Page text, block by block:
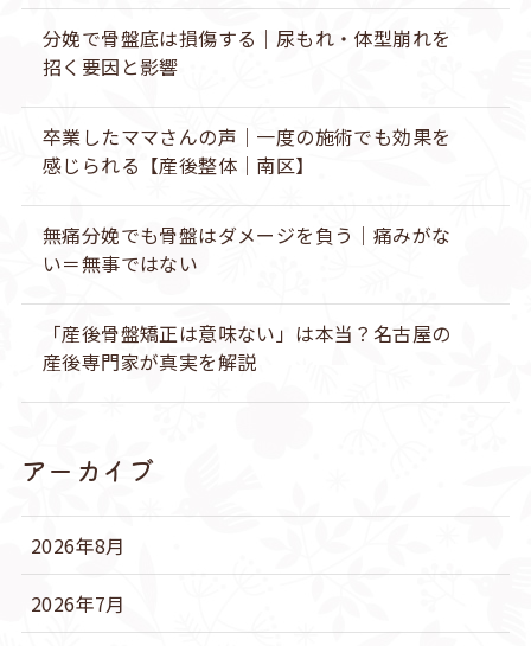
分娩で骨盤底は損傷する｜尿もれ・体型崩れを
招く要因と影響
卒業したママさんの声｜一度の施術でも効果を
感じられる【産後整体｜南区】
無痛分娩でも骨盤はダメージを負う｜痛みがな
い＝無事ではない
「産後骨盤矯正は意味ない」は本当？名古屋の
産後専門家が真実を解説
アーカイブ
2026年8月
2026年7月